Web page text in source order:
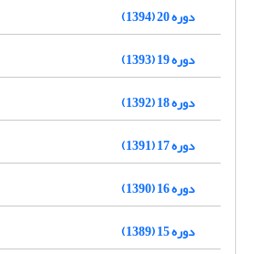
دوره 20 (1394)
دوره 19 (1393)
دوره 18 (1392)
دوره 17 (1391)
دوره 16 (1390)
دوره 15 (1389)